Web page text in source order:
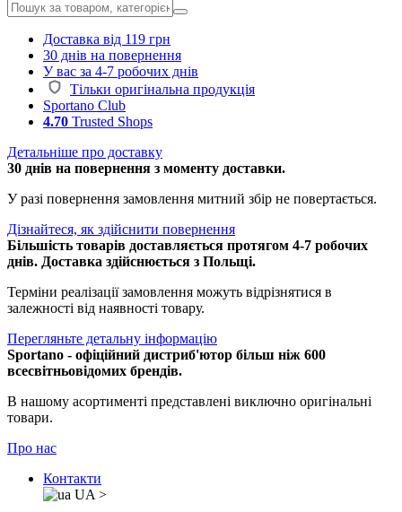
Доставка від 119 грн
30 днів на повернення
У вас за 4-7 робочих днів
Тільки оригінальна продукція
Sportano Club
4.70 Trusted Shops
Детальніше про доставку
30 днів на повернення з моменту доставки.
У разі повернення замовлення митний збір не повертається.
Дізнайтеся, як здійснити повернення
Більшість товарів доставляється протягом 4-7 робочих
днів. Доставка здійснюється з Польщі.
Терміни реалізації замовлення можуть відрізнятися в
залежності від наявності товару.
Перегляньте детальну інформацію
Sportano - офіційний дистриб'ютор більш ніж 600
всесвітньовідомих брендів.
В нашому асортименті представлені виключно оригінальні
товари.
Про нас
Контакти
UA >